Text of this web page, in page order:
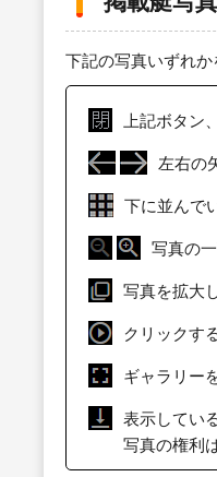
下記の写真いずれ
上記ボタン
左右の
下に並んで
写真の
写真を拡大
クリックす
ギャラリー
表示してい
写真の権利